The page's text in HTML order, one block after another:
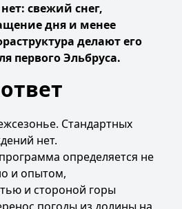
свежий снег,
дня и менее
делают его
первого Эльбруса.
Стандартных
нет.
программа определяется не
и опытом,
и стороной горы